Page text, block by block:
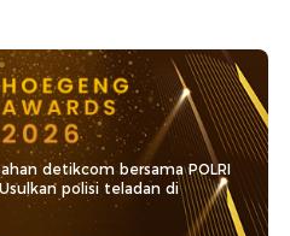
detikcom bersama POLRI
polisi teladan di